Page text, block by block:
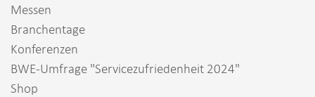
Messen
Branchentage
Konferenzen
BWE-Umfrage "Servicezufriedenheit 2024"
Shop